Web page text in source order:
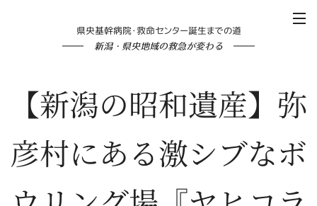
県央基幹病院・救命センター誕生までの道
新潟・県央地域の救急が変わる
【新潟の昭和遺産】弥
彦村にある激シブなボ